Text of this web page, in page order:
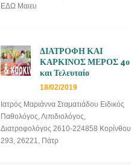
ΕΔΩ Μαιευ
ΔΙΑΤΡΟΦΗ ΚΑΙ
ΚΑΡΚΙΝΟΣ ΜΕΡΟΣ 4ο
και Τελευταίο
18/02/2019
Ιατρός Μαριάννα Σταματιάδου Ειδικός
Παθολόγος, Λιπιδιολόγος,
Διατροφολόγος 2610-224858 Κορίνθου
293, 26221, Πάτρ